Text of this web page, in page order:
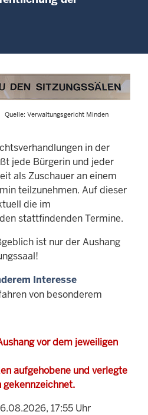
Quelle: Verwaltungsgericht Minden
in der
jede Bürgerin und jeder
als Zuschauer an einem
teilzunehmen. Auf dieser
die im
stattfindenden Termine.
ist nur der Aushang
Interesse
von besonderem
vor dem jeweiligen
aufgehobene und verlegte
gekennzeichnet.
17:55 Uhr